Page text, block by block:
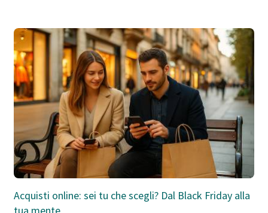
Acquisti online: sei tu che scegli? Dal Black Friday alla
tua mente